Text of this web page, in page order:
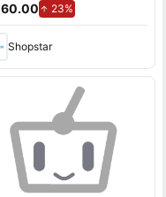
23%de aumento.
Shopstar